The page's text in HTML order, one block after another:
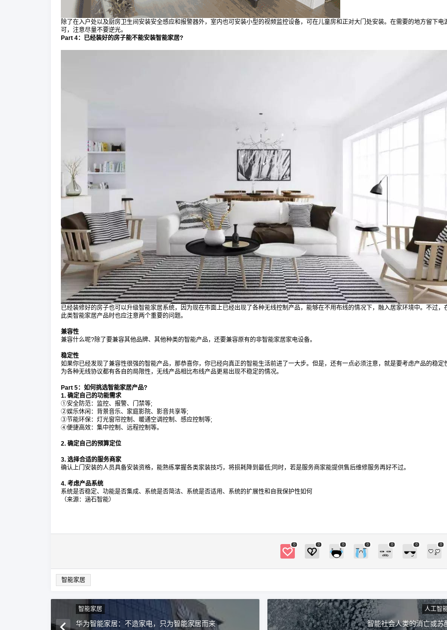
除了在入户处以及厨房卫生间安装安全感应和报警器外，室内也可安装小型的视频监控设备，可在儿童房和正对大门处安装。在需要的地方留下电
可，注意尽量不要逆光。
Part 4：已经装好的房子能不能安装智能家居?
已经装修好的房子也可以升级智能家居系统，因为现在市面上已经出现了各种无线控制产品，能够在不用布线的情况下，融入居家环境中。不过，
此类智能家居产品时也应注意两个重要的问题。
兼容性
兼容什么呢?除了要兼容其他品牌、其他种类的智能产品，还要兼容原有的非智能家居家电设备。
稳定性
如果你已经发现了兼容性很强的智能产品，那恭喜你，你已经向真正的智能生活前进了一大步。但是，还有一点必须注意，就是要考虑产品的稳定
为各种无线协议都有各自的局限性，无线产品相比布线产品更易出现不稳定的情况。
Part 5：如何挑选智能家居产品?
1. 确定自己的功能需求
①安全防范：监控、报警、门禁等;
②娱乐休闲：背景音乐、家庭影院、影音共享等;
③节能环保：灯光窗帘控制、暖通空调控制、感应控制等;
④便捷高效：集中控制、远程控制等。
2. 确定自己的预算定位
3. 选择合适的服务商家
确认上门安装的人员具备安装资格，能熟练掌握各类家装技巧，将损耗降到最低;同时，若是服务商家能提供售后维修服务再好不过。
4. 考虑产品系统
系统是否稳定、功能是否集成、系统是否简洁、系统是否适用、系统的扩展性和自我保护性如何
（来源：涵石智能）
0 0 0 0 0 0 0
智能家居
扫描二维码继续阅读
智能家居
华为智能家居：不造家电，只为智能家居而来
人工智
智能社会人类的消亡或苏